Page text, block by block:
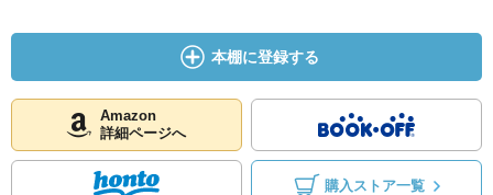
本棚に登録する
Amazon
詳細ページへ
購入ストア一覧